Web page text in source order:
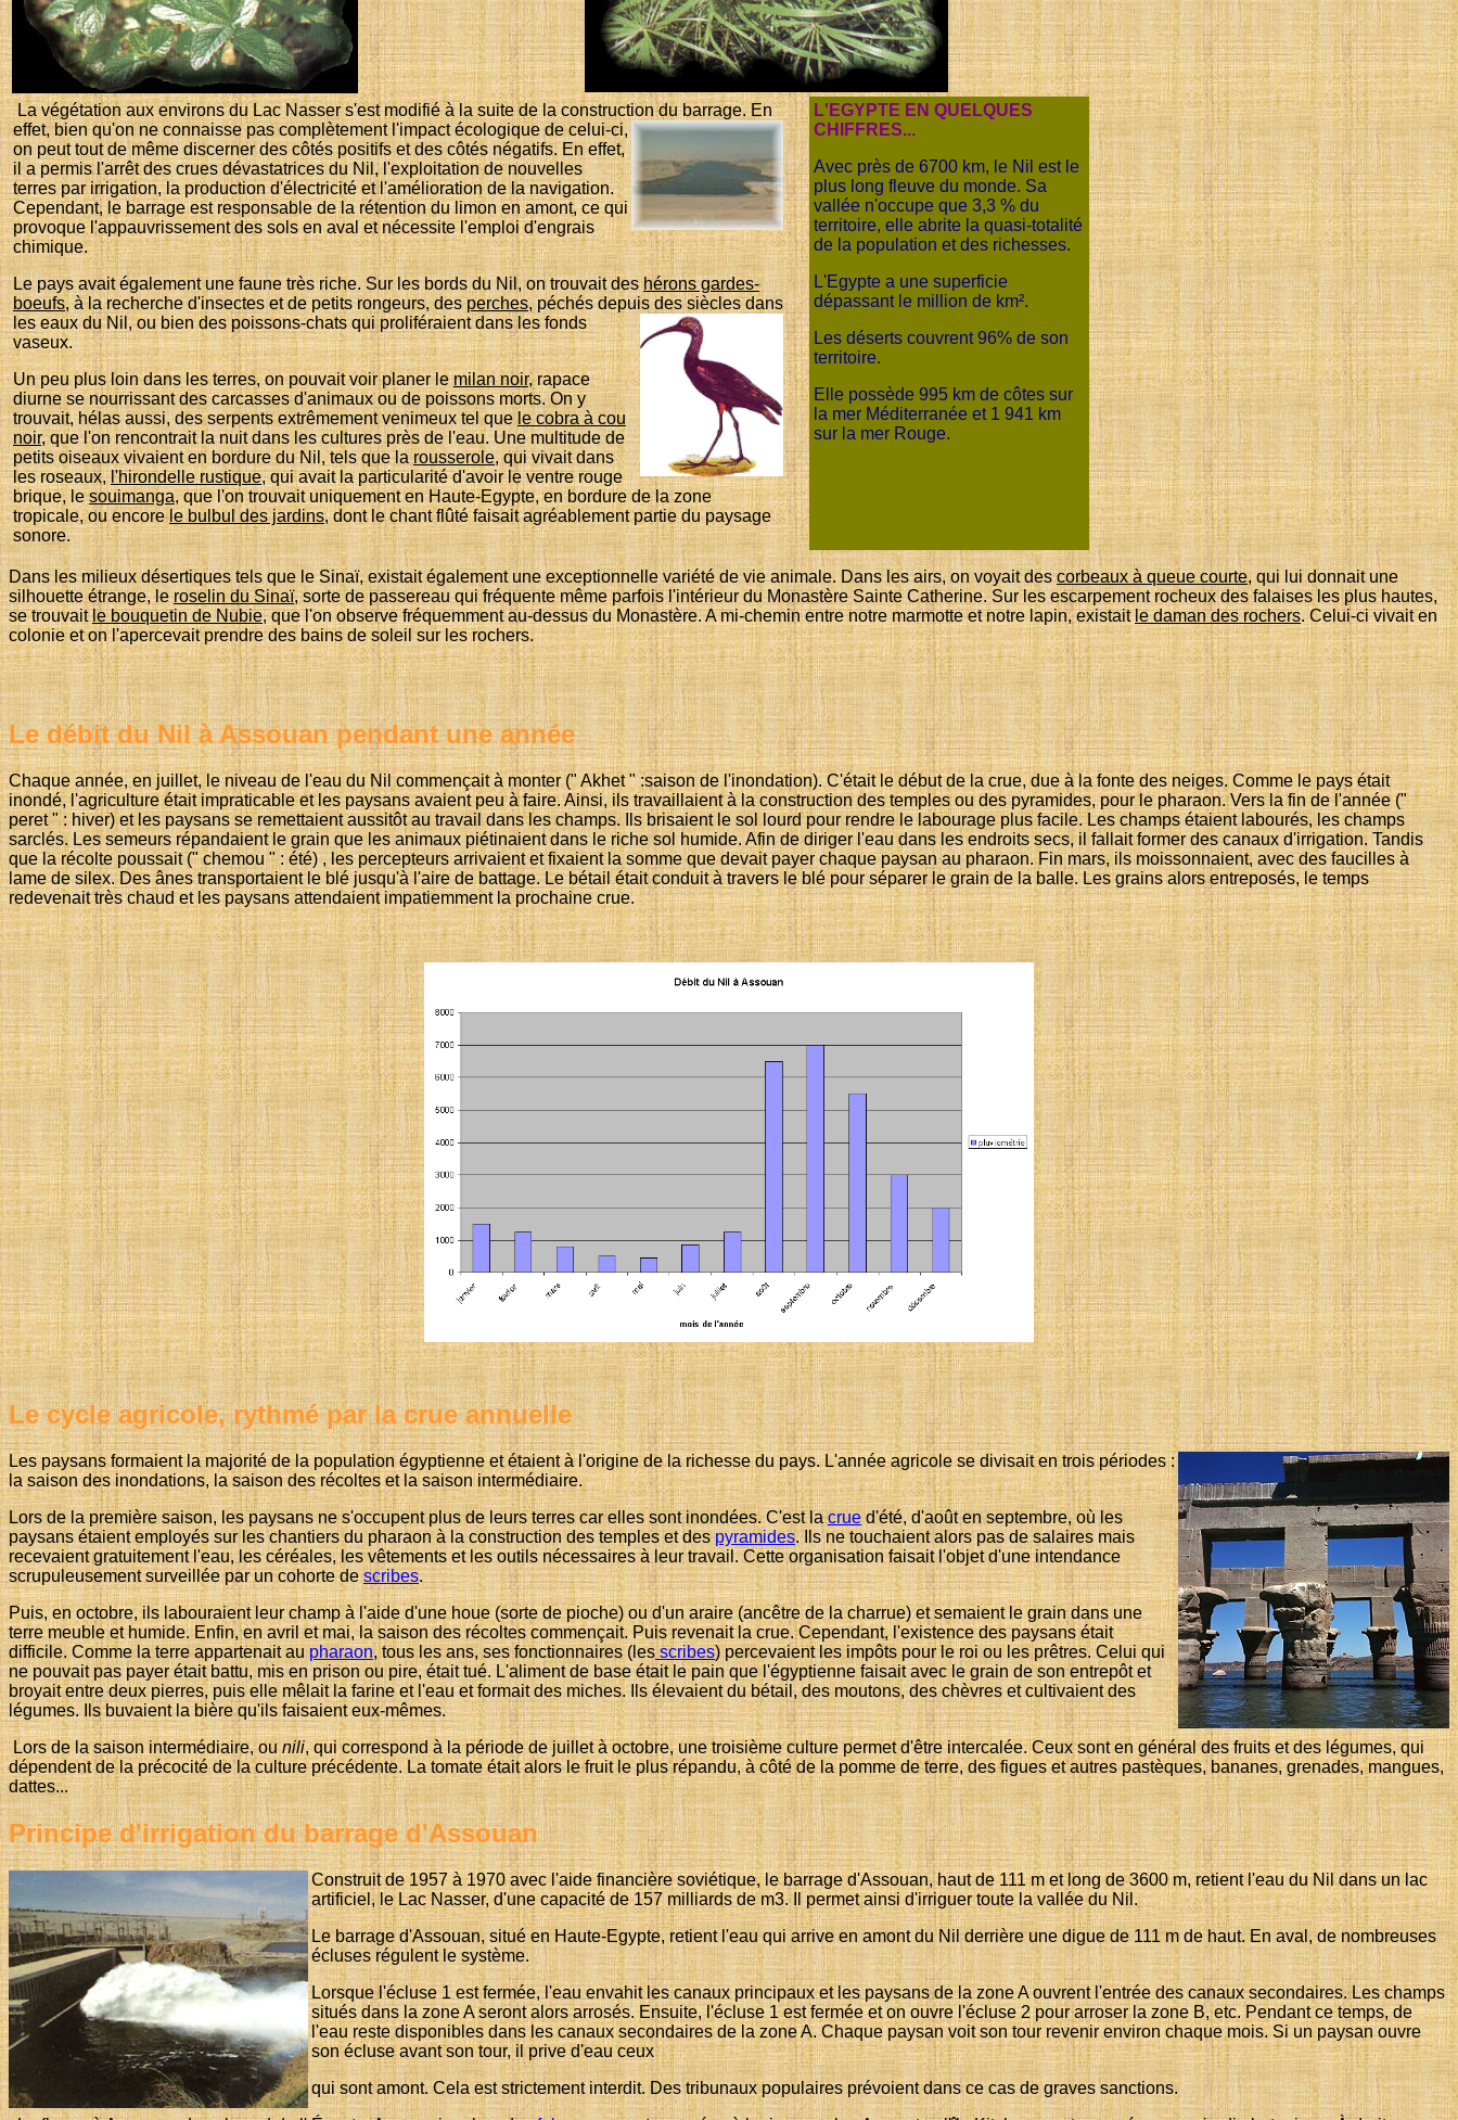
La végétation aux environs du Lac Nasser s'est modifié à la suite de la construction du barrage. En
effet, bien qu'on ne connaisse pas complètement l'impact écologique de celui-ci,
on peut tout de même discerner des côtés positifs et des côtés négatifs. En effet,
il a permis l'arrêt des crues dévastatrices du Nil, l'exploitation de nouvelles
terres par irrigation, la production d'électricité et l'amélioration de la navigation.
Cependant, le barrage est responsable de la rétention du limon en amont, ce qui
provoque l'appauvrissement des sols en aval et nécessite l'emploi d'engrais
chimique.
Le pays avait également une faune très riche. Sur les bords du Nil, on trouvait deshérons gardes-
boeufs, à la recherche d'insectes et de petits rongeurs, desperches, péchés depuis des siècles dans
les eaux du Nil, ou bien des poissons-chats qui proliféraient dans les fonds
vaseux.
Un peu plus loin dans les terres, on pouvait voir planer lemilan noir, rapace
diurne se nourrissant des carcasses d'animaux ou de poissons morts. On y
trouvait, hélas aussi, des serpents extrêmement venimeux tel que le cobra à cou
noir, que l'on rencontrait la nuit dans les cultures près de l'eau. Une multitude de
petits oiseaux vivaient en bordure du Nil, tels que larousserole, qui vivait dans
les roseaux,l'hirondelle rustique, qui avait la particularité d'avoir le ventre rouge
brique, lesouimanga, que l'on trouvait uniquement en Haute-Egypte, en bordure de la zone
tropicale, ou encorele bulbul des jardins, dont le chant flûté faisait agréablement partie du paysage
sonore.
L'EGYPTE EN QUELQUES
CHIFFRES...
Avec près de 6700 km, le Nil est le
plus long fleuve du monde. Sa
vallée n'occupe que 3,3 % du
territoire, elle abrite la quasi-totalité
de la population et des richesses.
L'Egypte a une superficie
dépassant le million de km².
Les déserts couvrent 96% de son
territoire.
Elle possède 995 km de côtes sur
la mer Méditerranée et 1 941 km
sur la mer Rouge.
Dans les milieux désertiques tels que le Sinaï, existait également une exceptionnelle variété de vie animale. Dans les airs, on voyait descorbeaux à queue courte, qui lui donnait une
silhouette étrange, leroselin du Sinaï, sorte de passereau qui fréquente même parfois l'intérieur du Monastère Sainte Catherine. Sur les escarpement rocheux des falaises les plus hautes,
se trouvaitle bouquetin de Nubie, que l'on observe fréquemment au-dessus du Monastère. A mi-chemin entre notre marmotte et notre lapin, existaitle daman des rochers. Celui-ci vivait en
colonie et on l'apercevait prendre des bains de soleil sur les rochers.
Le débit du Nil à Assouan pendant une année
Chaque année, en juillet, le niveau de l'eau du Nil commençait à monter (" Akhet " :saison de l'inondation). C'était le début de la crue, due à la fonte des neiges. Comme le pays était
inondé, l'agriculture était impraticable et les paysans avaient peu à faire. Ainsi, ils travaillaient à la construction des temples ou des pyramides, pour le pharaon. Vers la fin de l'année ("
peret " : hiver) et les paysans se remettaient aussitôt au travail dans les champs. Ils brisaient le sol lourd pour rendre le labourage plus facile. Les champs étaient labourés, les champs
sarclés. Les semeurs répandaient le grain que les animaux piétinaient dans le riche sol humide. Afin de diriger l'eau dans les endroits secs, il fallait former des canaux d'irrigation. Tandis
que la récolte poussait (" chemou " : été) , les percepteurs arrivaient et fixaient la somme que devait payer chaque paysan au pharaon. Fin mars, ils moissonnaient, avec des faucilles à
lame de silex. Des ânes transportaient le blé jusqu'à l'aire de battage. Le bétail était conduit à travers le blé pour séparer le grain de la balle. Les grains alors entreposés, le temps
redevenait très chaud et les paysans attendaient impatiemment la prochaine crue.
Le cycle agricole, rythmé par la crue annuelle
Les paysans formaient la majorité de la population égyptienne et étaient à l'origine de la richesse du pays. L'année agricole se divisait en trois périodes :
la saison des inondations, la saison des récoltes et la saison intermédiaire.
Lors de la première saison, les paysans ne s'occupent plus de leurs terres car elles sont inondées. C'est lacrued'été, d'août en septembre, où les
paysans étaient employés sur les chantiers du pharaon à la construction des temples et despyramides. Ils ne touchaient alors pas de salaires mais
recevaient gratuitement l'eau, les céréales, les vêtements et les outils nécessaires à leur travail. Cette organisation faisait l'objet d'une intendance
scrupuleusement surveillée par un cohorte describes.
Puis, en octobre, ils labouraient leur champ à l'aide d'une houe (sorte de pioche) ou d'un araire (ancêtre de la charrue) et semaient le grain dans une
terre meuble et humide. Enfin, en avril et mai, la saison des récoltes commençait. Puis revenait la crue. Cependant, l'existence des paysans était
difficile. Comme la terre appartenait au pharaon, tous les ans, ses fonctionnaires (lesscribes) percevaient les impôts pour le roi ou les prêtres. Celui qui
ne pouvait pas payer était battu, mis en prison ou pire, était tué. L'aliment de base était le pain que l'égyptienne faisait avec le grain de son entrepôt et
broyait entre deux pierres, puis elle mêlait la farine et l'eau et formait des miches. Ils élevaient du bétail, des moutons, des chèvres et cultivaient des
légumes. Ils buvaient la bière qu'ils faisaient eux-mêmes.
Lors de la saison intermédiaire, ounili, qui correspond à la période de juillet à octobre, une troisième culture permet d'être intercalée. Ceux sont en général des fruits et des légumes, qui
dépendent de la précocité de la culture précédente. La tomate était alors le fruit le plus répandu, à côté de la pomme de terre, des figues et autres pastèques, bananes, grenades, mangues,
dattes...
Principe d'irrigation du barrage d'Assouan
Construit de 1957 à 1970 avec l'aide financière soviétique, le barrage d'Assouan, haut de 111 m et long de 3600 m, retient l'eau du Nil dans un lac
artificiel, le Lac Nasser, d'une capacité de 157 milliards de m3. Il permet ainsi d'irriguer toute la vallée du Nil.
Le barrage d'Assouan, situé en Haute-Egypte, retient l'eau qui arrive en amont du Nil derrière une digue de 111 m de haut. En aval, de nombreuses
écluses régulent le système.
Lorsque l'écluse 1 est fermée, l'eau envahit les canaux principaux et les paysans de la zone A ouvrent l'entrée des canaux secondaires. Les champs
situés dans la zone A seront alors arrosés. Ensuite, l'écluse 1 est fermée et on ouvre l'écluse 2 pour arroser la zone B, etc. Pendant ce temps, de
l'eau reste disponibles dans les canaux secondaires de la zone A. Chaque paysan voit son tour revenir environ chaque mois. Si un paysan ouvre
son écluse avant son tour, il prive d'eau ceux
qui sont amont. Cela est strictement interdit. Des tribunaux populaires prévoient dans ce cas de graves sanctions.